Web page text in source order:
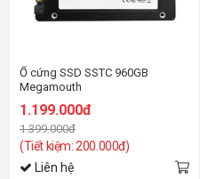
Ổ cứng SSD SSTC 960GB
Megamouth
1.199.000đ
1.399.000đ
(Tiết kiệm: 200.000đ)
Liên hệ